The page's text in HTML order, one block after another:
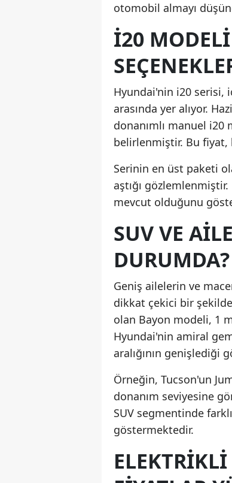
otomobil almayı
I20
Hyundai'nin i20 serisi,
arasında yer alıyor.
donanımlı manuel i20
belirlenmiştir. Bu fiyat,
Serinin en üst paketi
aştığı
mevcut olduğunu
SUV VE
DURUMDA?
Geniş ailelerin ve
dikkat çekici bir
olan Bayon modeli, 1
Hyundai'nin amiral
aralığının genişlediği
Örneğin, Tucson'un
donanım seviyesine
SUV segmentinde
göstermektedir.